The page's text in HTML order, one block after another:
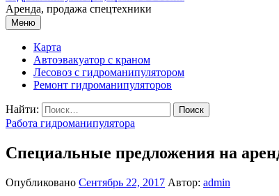
Аренда, продажа спецтехники
Меню
Карта
Автоэвакуатор с краном
Лесовоз с гидроманипулятором
Ремонт гидроманипуляторов
Найти:
Работа гидроманипулятора
Специальные предложения на
Опубликовано Сентябрь 22, 2017 Автор: admin